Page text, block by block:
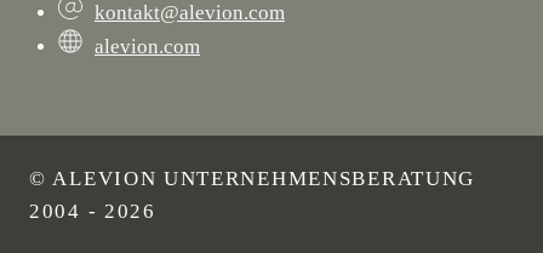
kontakt@alevion.com
alevion.com
© ALEVION UNTERNEHMENSBERATUNG
2004 - 2026